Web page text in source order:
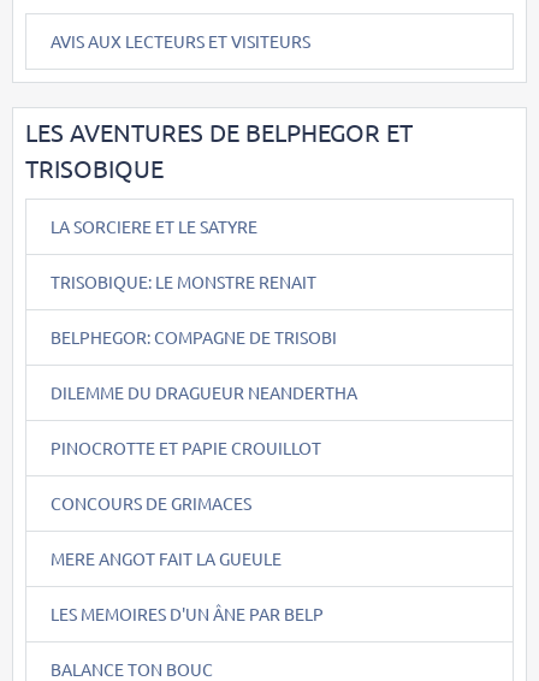
AVIS AUX LECTEURS ET VISITEURS
LES AVENTURES DE BELPHEGOR ET
TRISOBIQUE
LA SORCIERE ET LE SATYRE
TRISOBIQUE: LE MONSTRE RENAIT
BELPHEGOR: COMPAGNE DE TRISOBI
DILEMME DU DRAGUEUR NEANDERTHA
PINOCROTTE ET PAPIE CROUILLOT
CONCOURS DE GRIMACES
MERE ANGOT FAIT LA GUEULE
LES MEMOIRES D'UN ÂNE PAR BELP
BALANCE TON BOUC